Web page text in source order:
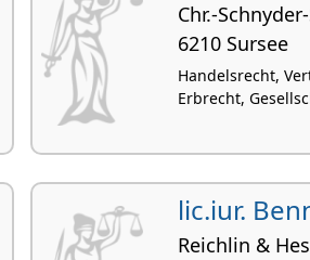
Chr.-
6210 Sursee
Handelsrecht,
Erbrecht,
lic.iur.
Reichlin &